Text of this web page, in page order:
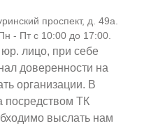
проспект, д. 49а.
- Пт с 10:00 до 17:00.
лицо, при себе
доверенности на
организации. В
посредством ТК
выслать нам